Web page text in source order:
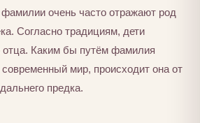
очень часто отражают род
Согласно традициям, дети
Каким бы путём фамилия
мир, происходит она от
предка.